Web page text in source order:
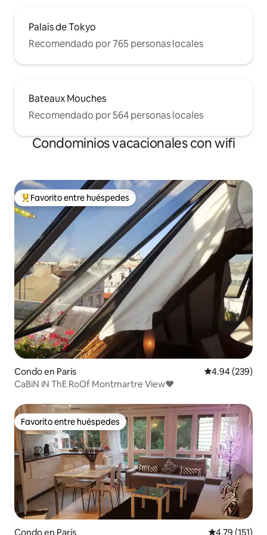
Palais de Tokyo
Recomendado por 765 personas locales
Bateaux Mouches
Recomendado por 564 personas locales
Condominios vacacionales con wifi
Favorito entre huéspedes preferido
Favorito entre huéspedes
Condo en París Calificación
4.94 (239)
CaBiN iN ThE RoOf Montmartre View♥
Favorito entre huéspedes
Favorito entre huéspedes
Condo en París Calificación
4.79 (151)